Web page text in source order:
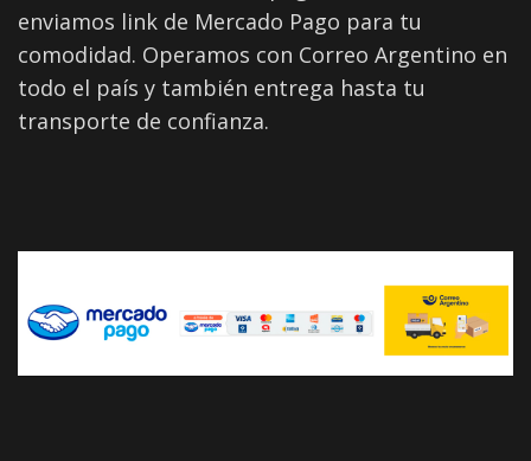
enviamos link de Mercado Pago para tu
comodidad. Operamos con Correo Argentino en
todo el país y también entrega hasta tu
transporte de confianza.